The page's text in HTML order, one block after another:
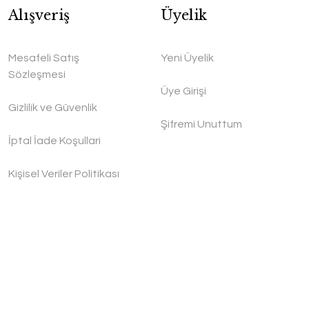
Alışveriş
Mesafeli Satış
Sözleşmesi
Gizlilik ve Güvenlik
İptal İade Koşullari
Kişisel Veriler Politikası
Üyelik
Yeni Üyelik
Üye Girişi
Şifremi Unuttum